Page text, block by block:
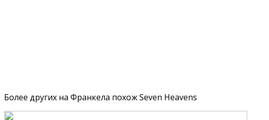
Более других на Франкела похож Seven Heavens